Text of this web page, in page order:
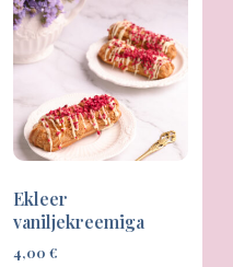
Ekleer
vaniljekreemiga
4,00 €